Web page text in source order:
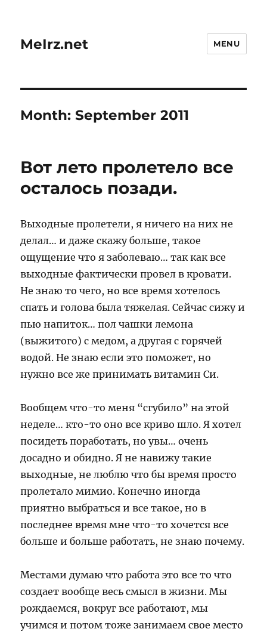
MeIrz.net MENU
Month:September 2011
Вот лето пролетело все
осталось позади.
Выходные пролетели, я ничего на них не
делал… и даже скажу больше, такое
ощущение что я заболеваю… так как все
выходные фактически провел в кровати.
Не знаю то чего, но все время хотелось
спать и голова была тяжелая. Сейчас сижу и
пью напиток… пол чашки лемона
(выжитого) с медом, а другая с горячей
водой. Не знаю если это поможет, но
нужно все же принимать витамин Си.
Вообщем что-то меня “сгубило” на этой
неделе… кто-то оно все криво шло. Я хотел
посидеть поработать, но увы… очень
досадно и обидно. Я не навижу такие
выходные, не люблю что бы время просто
пролетало мимио. Конечно иногда
приятно выбраться и все такое, но в
последнее время мне что-то хочется все
больше и больше работать, не знаю почему.
Местами думаю что работа это все то что
создает вообще весь смысл в жизни. Мы
рождаемся, вокруг все работают, мы
учимся и потом тоже занимаем свое место